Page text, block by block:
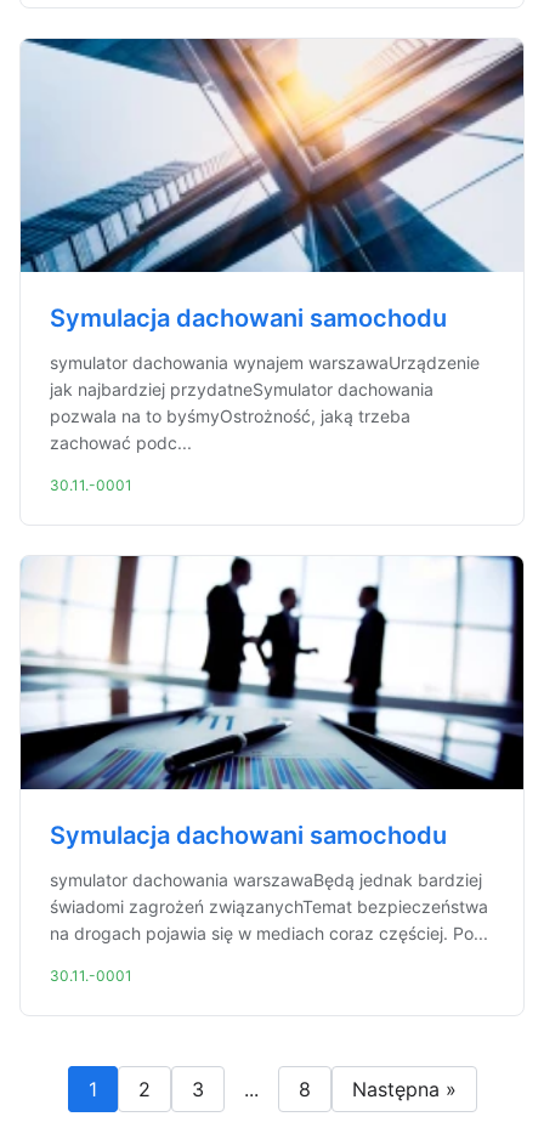
Symulacja dachowani samochodu
symulator dachowania wynajem warszawaUrządzenie
jak najbardziej przydatneSymulator dachowania
pozwala na to byśmyOstrożność, jaką trzeba
zachować podc...
30.11.-0001
Symulacja dachowani samochodu
symulator dachowania warszawaBędą jednak bardziej
świadomi zagrożeń związanychTemat bezpieczeństwa
na drogach pojawia się w mediach coraz częściej. Po...
30.11.-0001
1 2 3 ... 8 Następna »